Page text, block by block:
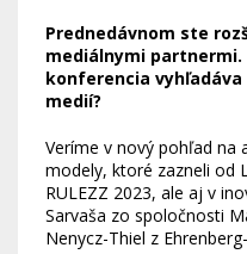
Prednedávnom ste
mediálnymi
konferencia
medií?
Veríme v nový pohľad na
modely, ktoré zazneli od
RULEZZ 2023, ale aj v
Sarvaša zo spoločnosti
Nenycz-Thiel z